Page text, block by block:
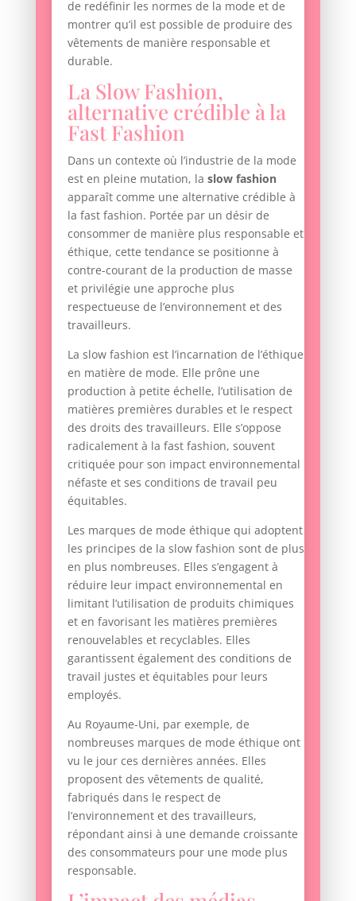
de redéfinir les normes de la mode et de
montrer qu’il est possible de produire des
vêtements de manière responsable et
durable.
La Slow Fashion,
alternative crédible à la
Fast Fashion
Dans un contexte où l’industrie de la mode
est en pleine mutation, la slow fashion
apparaît comme une alternative crédible à
la fast fashion. Portée par un désir de
consommer de manière plus responsable et
éthique, cette tendance se positionne à
contre-courant de la production de masse
et privilégie une approche plus
respectueuse de l’environnement et des
travailleurs.
La slow fashion est l’incarnation de l’éthique
en matière de mode. Elle prône une
production à petite échelle, l’utilisation de
matières premières durables et le respect
des droits des travailleurs. Elle s’oppose
radicalement à la fast fashion, souvent
critiquée pour son impact environnemental
néfaste et ses conditions de travail peu
équitables.
Les marques de mode éthique qui adoptent
les principes de la slow fashion sont de plus
en plus nombreuses. Elles s’engagent à
réduire leur impact environnemental en
limitant l’utilisation de produits chimiques
et en favorisant les matières premières
renouvelables et recyclables. Elles
garantissent également des conditions de
travail justes et équitables pour leurs
employés.
Au Royaume-Uni, par exemple, de
nombreuses marques de mode éthique ont
vu le jour ces dernières années. Elles
proposent des vêtements de qualité,
fabriqués dans le respect de
l’environnement et des travailleurs,
répondant ainsi à une demande croissante
des consommateurs pour une mode plus
responsable.